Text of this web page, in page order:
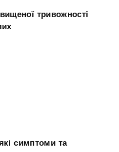
тривожності
симптоми та